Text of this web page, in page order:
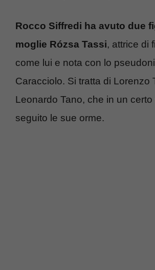
Rocco Siffredi ha avuto due
moglie Rózsa Tassi, attrice di
come lui e nota con lo
Caracciolo. Si tratta di Lorenzo
Leonardo Tano, che in un
seguito le sue orme.